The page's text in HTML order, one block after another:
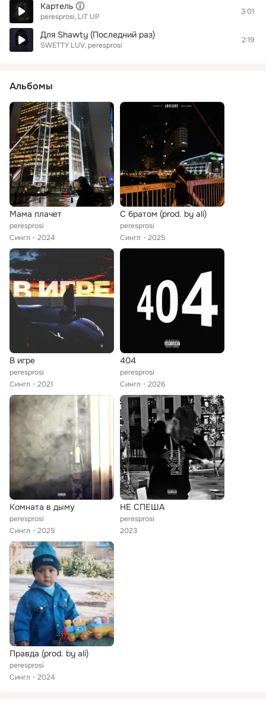
Картель
peresprosi LIT UP
3:01
Для Shawty (Последний раз)
SWETTY LUV peresprosi
2:19
Альбомы
Мама плачет
peresprosi
Сингл
2024
С братом (prod. by ali)
peresprosi
Сингл
2025
В игре
peresprosi
Сингл
2021
404
peresprosi
Сингл
2026
Комната в дыму
peresprosi
Сингл
2025
НЕ СПЕША
peresprosi
2023
Правда (prod. by ali)
peresprosi
Сингл
2024